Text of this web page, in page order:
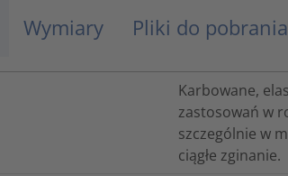
Wymiary Pliki do pobrania
Karbowane,
zastosowań w
szczególnie w
ciągłe zginanie.